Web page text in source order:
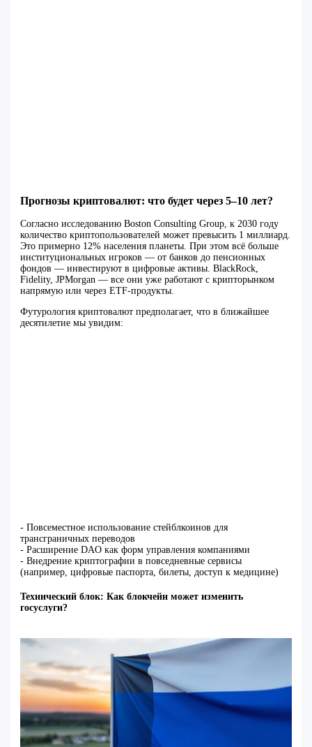
Прогнозы криптовалют: что будет через 5–10 лет?
Согласно исследованию Boston Consulting Group, к 2030 году
количество криптопользователей может превысить 1 миллиард.
Это примерно 12% населения планеты. При этом всё больше
институциональных игроков — от банков до пенсионных
фондов — инвестируют в цифровые активы. BlackRock,
Fidelity, JPMorgan — все они уже работают с крипторынком
напрямую или через ETF-продукты.
Футурология криптовалют предполагает, что в ближайшее
десятилетие мы увидим:
- Повсеместное использование стейблкоинов для
трансграничных переводов
- Расширение DAO как форм управления компаниями
- Внедрение криптографии в повседневные сервисы
(например, цифровые паспорта, билеты, доступ к медицине)
Технический блок: Как блокчейн может изменить
госуслуги?